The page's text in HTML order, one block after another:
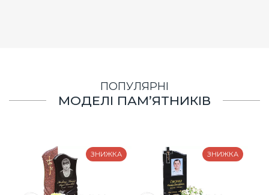
ПОПУЛЯРНІ
МОДЕЛІ ПАМ’ЯТНИКІВ
ЗНИЖКА ЗНИЖКА